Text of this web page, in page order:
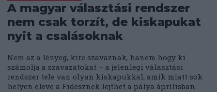
A magyar választási rendszer
nem csak torzít, de kiskapukat
nyit a csalásoknak
Nem az a lényeg, kire szavaznak, hanem hogy ki
számolja a szavazatokat – a jelenlegi választási
rendszer tele van olyan kiskapukkal, amik miatt sok
helyen eleve a Fidesznek lejthet a pálya áprilisban.